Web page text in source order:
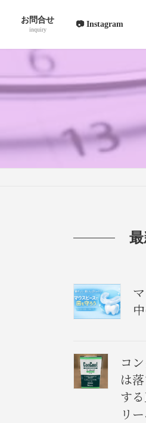
お問合せ
inquiry
📷 Instagram
コ
は
す
リ